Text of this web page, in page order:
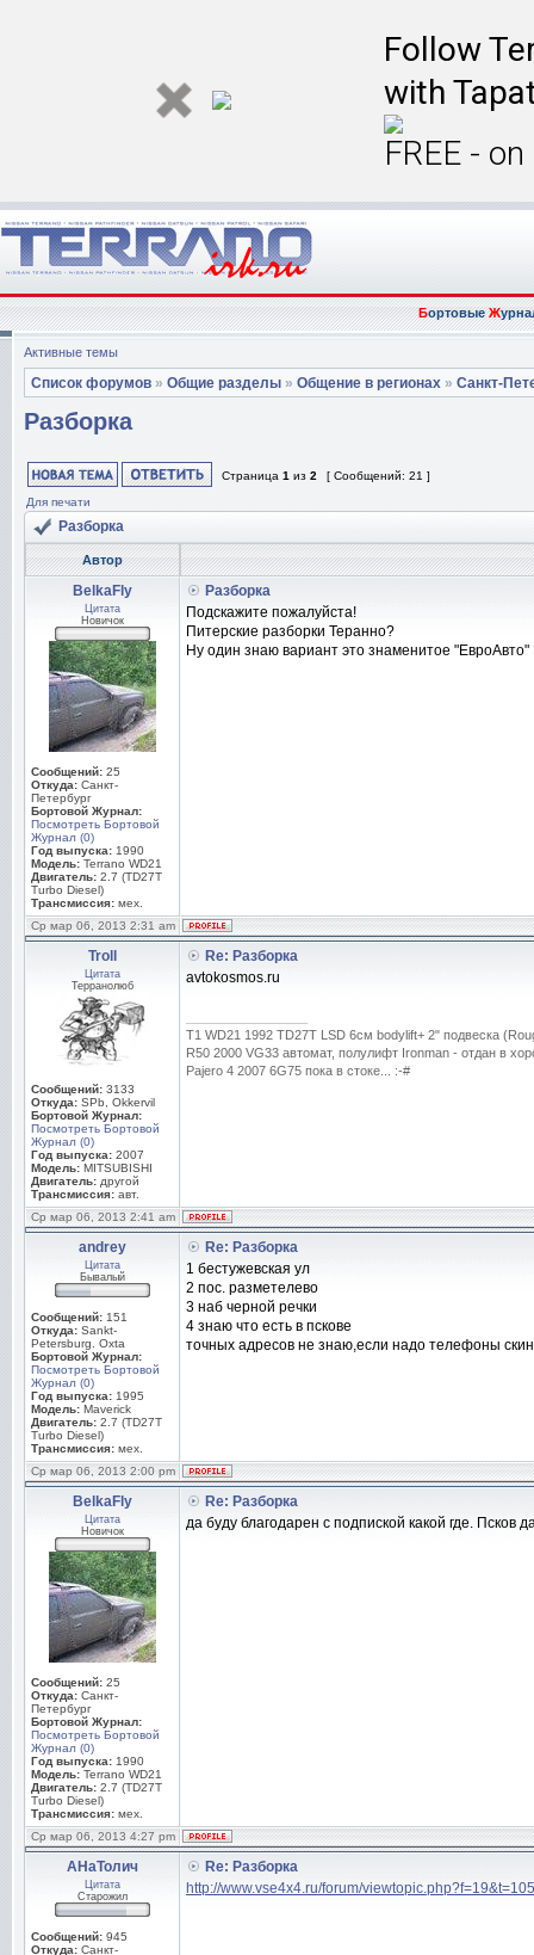
Follow
with
FREE -
БортовыеЖ
Активные темы
Список форумов » Общие разделы » Общение в регионах » Санкт-
Разборка
Страница 1 из 2
[ Сообщений: 21 ]
Для печати
Разборка
Автор
BelkaFly
Цитата
Новичок
Сообщений: 25
Откуда: Санкт-
Петербург
Бортовой Журнал:
Посмотреть Бортовой
Журнал (0)
Год выпуска: 1990
Модель: Terrano WD21
Двигатель: 2.7 (TD27T
Turbo Diesel)
Трансмиссия: мех.
Разборка
Подскажите пожалуйста!
Питерские разборки Теранно?
Ну один знаю вариант это знаменитое "ЕвроАвто"
Ср мар 06, 2013 2:31 am
Troll
Цитата
Терранолюб
Сообщений: 3133
Откуда: SPb, Okkervil
Бортовой Журнал:
Посмотреть Бортовой
Журнал (0)
Год выпуска: 2007
Модель: MITSUBISHI
Двигатель: другой
Трансмиссия: авт.
Re: Разборка
avtokosmos.ru
T1 WD21 1992 TD27T LSD 6см bodylift+ 2" подвеска
R50 2000 VG33 автомат, полулифт Ironman - отдан в
Pajero 4 2007 6G75 пока в стоке... :-#
Ср мар 06, 2013 2:41 am
andrey
Цитата
Бывалый
Сообщений: 151
Откуда: Sankt-
Petersburg. Oxta
Бортовой Журнал:
Посмотреть Бортовой
Журнал (0)
Год выпуска: 1995
Модель: Maverick
Двигатель: 2.7 (TD27T
Turbo Diesel)
Трансмиссия: мех.
Re: Разборка
1 бестужевская ул
2 пос. разметелево
3 наб черной речки
4 знаю что есть в пскове
точных адресов не знаю,если надо телефоны
Ср мар 06, 2013 2:00 pm
BelkaFly
Цитата
Новичок
Сообщений: 25
Откуда: Санкт-
Петербург
Бортовой Журнал:
Посмотреть Бортовой
Журнал (0)
Год выпуска: 1990
Модель: Terrano WD21
Двигатель: 2.7 (TD27T
Turbo Diesel)
Трансмиссия: мех.
Re: Разборка
да буду благодарен с подпиской какой где. Псков
Ср мар 06, 2013 4:27 pm
АНаТолич
Цитата
Старожил
Сообщений: 945
Откуда: Санкт-
Re: Разборка
http://www.vse4x4.ru/forum/